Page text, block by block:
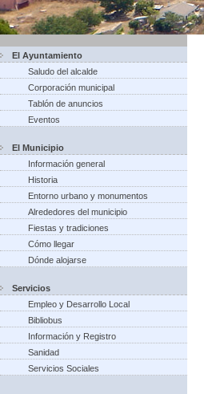
El Ayuntamiento
Saludo del alcalde
Corporación municipal
Tablón de anuncios
Eventos
El Municipio
Información general
Historia
Entorno urbano y monumentos
Alrededores del municipio
Fiestas y tradiciones
Cómo llegar
Dónde alojarse
Servicios
Empleo y Desarrollo Local
Bibliobus
Información y Registro
Sanidad
Servicios Sociales